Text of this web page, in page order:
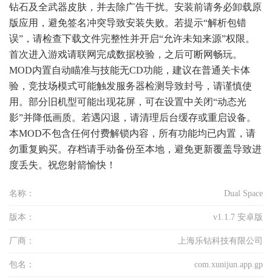
钻石及全武器皮肤，并去除广告干扰。安装前请务必卸载原
版应用，避免签名冲突导致安装失败。若提示“解析包错
误”，请检查下载文件完整性并开启“允许未知来源”权限。
首次进入游戏请联网完成数据校验，之后可断网畅玩。
MOD内置自动瞄准与技能无CD功能，建议在普通关卡体
验，竞技场模式可能触发服务器检测导致封号，请谨慎使
用。部分旧机型可能出现花屏，可在设置中关闭“动态光
影”并降低画质。若遇闪退，请清理后台缓存或重启设备。
本MOD不包含任何付费解锁内容，所有功能均已内置，请
勿重复购买。存档请手动备份至本地，避免更新覆盖导致进
度丢失。祝您射箭愉快！
名称： Dual Space
版本： v1.1.7 安卓版
厂商： 上海乐钻科技有限公司
包名： com.xunijun.app.gp